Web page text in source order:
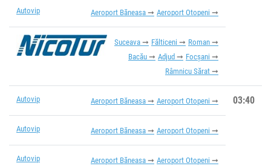
Autovip Aeroport Băneasa Aeroport Otopeni
Suceava Fălticeni
Roman
Bacău
Adjud
Focșani
Râmnicu Sărat
Autovip Aeroport Băneasa Aeroport Otopeni 03:40
Autovip Aeroport Băneasa Aeroport Otopeni
Autovip Aeroport Băneasa Aeroport Otopeni